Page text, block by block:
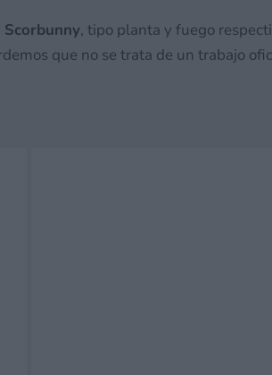
, tipo planta y fuego
que no se trata de un trabajo